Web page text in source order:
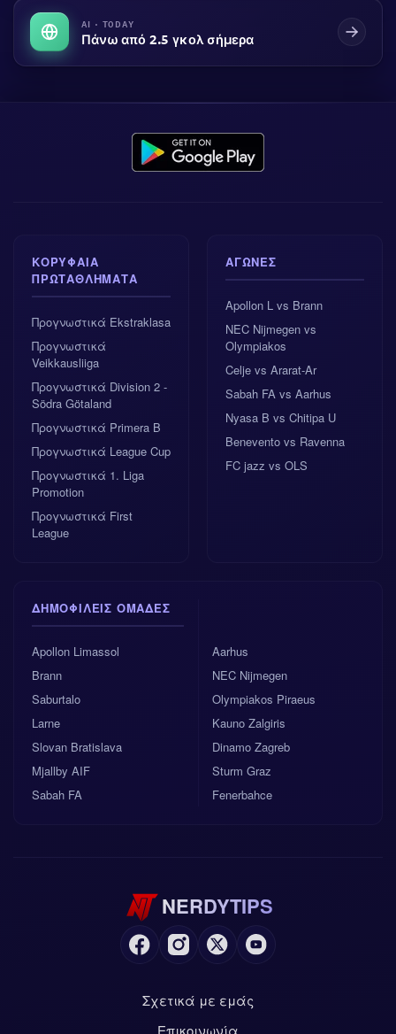
AI · TODAY
Πάνω από 2.5 γκολ σήμερα
ΚΟΡΥΦΑΊΑ
ΠΡΩΤΑΘΛΉΜΑΤΑ
Προγνωστικά Ekstraklasa
Προγνωστικά
Veikkausliiga
Προγνωστικά Division 2 -
Södra Götaland
Προγνωστικά Primera B
Προγνωστικά League Cup
Προγνωστικά 1. Liga
Promotion
Προγνωστικά First
League
ΑΓΏΝΕΣ
Apollon L vs Brann
NEC Nijmegen vs
Olympiakos
Celje vs Ararat-Ar
Sabah FA vs Aarhus
Nyasa B vs Chitipa U
Benevento vs Ravenna
FC jazz vs OLS
ΔΗΜΟΦΙΛΕΊΣ ΟΜΆΔΕΣ
Apollon Limassol
Brann
Saburtalo
Larne
Slovan Bratislava
Mjallby AIF
Sabah FA
Aarhus
NEC Nijmegen
Olympiakos Piraeus
Kauno Zalgiris
Dinamo Zagreb
Sturm Graz
Fenerbahce
NERDYTIPS
Σχετικά με εμάς
Επικοινωνία